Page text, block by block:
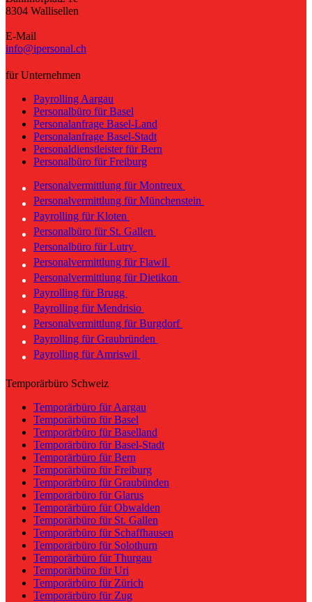
8304 Wallisellen
E-Mail
info@ipersonal.ch
für Unternehmen
Payrolling Aargau
Personalbüro für Basel
Personalanfrage Basel-Land
Personalanfrage Basel-Stadt
Personaldienstleister für Bern
Personalbüro für Freiburg
Personalvermittlung für Montreux
Personalvermittlung für Münchenstein
Payrolling für Kloten
Personalbüro für St. Gallen
Personalbüro für Lutry
Personalvermittlung für Flawil
Personalvermittlung für Dietikon
Payrolling für Brugg
Payrolling für Mendrisio
Personalvermittlung für Burgdorf
Payrolling für Graubründen
Payrolling für Amriswil
Temporärbüro Schweiz
Temporärbüro für Aargau
Temporärbüro für Basel
Temporärbüro für Baselland
Temporärbüro für Basel-Stadt
Temporärbüro für Bern
Temporärbüro für Freiburg
Temporärbüro für Graubünden
Temporärbüro für Glarus
Temporärbüro für Obwalden
Temporärbüro für St. Gallen
Temporärbüro für Schaffhausen
Temporärbüro für Solothurn
Temporärbüro für Thurgau
Temporärbüro für Uri
Temporärbüro für Zürich
Temporärbüro für Zug